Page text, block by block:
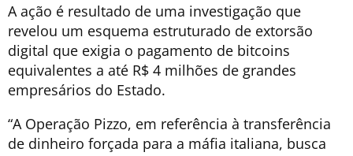
A ação é resultado de uma investigação que
revelou um esquema estruturado de extorsão
digital que exigia o pagamento de bitcoins
equivalentes a até R$ 4 milhões de grandes
empresários do Estado.
“A Operação Pizzo, em referência à transferência
de dinheiro forçada para a máfia italiana, busca